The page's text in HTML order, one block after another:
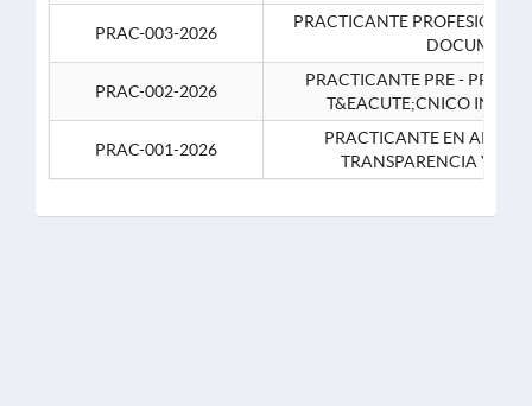
PRAC-003-2026
PRACTICANTE
PRAC-002-2026
PRACTICANTE PRE -
T&EACUTE;CNICO
PRAC-001-2026
PRACTICANTE EN APOYO
TRANSPARENCIA Y